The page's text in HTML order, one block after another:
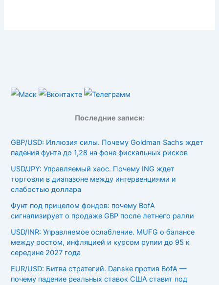
Последние записи:
GBP/USD: Иллюзия силы. Почему Goldman Sachs ждет
падения фунта до 1,28 на фоне фискальных рисков
USD/JPY: Управляемый хаос. Почему ING ждет
торговли в диапазоне между интервенциями и
слабостью доллара
Фунт под прицелом фондов: почему BofA
сигнализирует о продаже GBP после летнего ралли
USD/INR: Управляемое ослабление. MUFG о балансе
между ростом, инфляцией и курсом рупии до 95 к
середине 2027 года
EUR/USD: Битва стратегий. Danske против BofA —
почему падение реальных ставок США ставит под